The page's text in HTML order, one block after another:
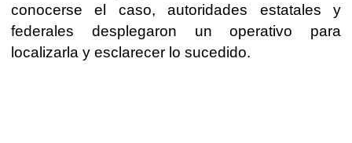
conocerse el caso, autoridades estatales y
federales desplegaron un operativo para
localizarla y esclarecer lo sucedido.